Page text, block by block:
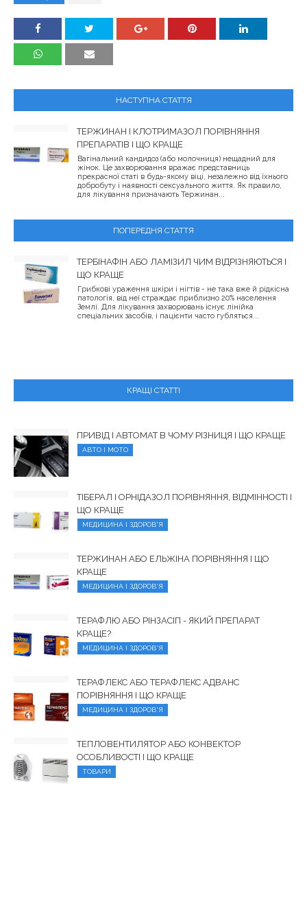
НАСТУПНА СТАТТЯ
ТЕРЖИНАН І КЛОТРИМАЗОЛ ПОРІВНЯННЯ
ПРЕПАРАТІВ І ЩО КРАЩЕ
Вагінальний кандидоз (або молочниця) нещадний для
жінок. Це захворювання вражає представниць
прекрасної статі в будь-якому віці, незалежно від їхнього
добробуту і наявності сексуального життя. Як правило,
для лікування призначають Тержинан...
ПОПЕРЕДНЯ СТАТТЯ
ТЕРБІНАФІН АБО ЛАМІЗИЛ ЧИМ ВІДРІЗНЯЮТЬСЯ І
ЩО КРАЩЕ
Грибкові ураження шкіри і нігтів - не така вже й рідкісна
патологія, від неї страждає приблизно 20% населення
Землі. Для лікування захворювань існує лінійка
спеціальних засобів, і пацієнти часто губляться...
КРАЩІ СТАТТІ
ПРИВІД І АВТОМАТ В ЧОМУ РІЗНИЦЯ І ЩО КРАЩЕ
АВТО І МОТО
ТІБЕРАЛ І ОРНІДАЗОЛ ПОРІВНЯННЯ, ВІДМІННОСТІ І
ЩО КРАЩЕ
МЕДИЦИНА І ЗДОРОВ'Я
ТЕРЖИНАН АБО ЕЛЬЖІНА ПОРІВНЯННЯ І ЩО
КРАЩЕ
МЕДИЦИНА І ЗДОРОВ'Я
ТЕРАФЛЮ АБО РІНЗАСІП - ЯКИЙ ПРЕПАРАТ
КРАЩЕ?
МЕДИЦИНА І ЗДОРОВ'Я
ТЕРАФЛЕКС АБО ТЕРАФЛЕКС АДВАНС
ПОРІВНЯННЯ І ЩО КРАЩЕ
МЕДИЦИНА І ЗДОРОВ'Я
ТЕПЛОВЕНТИЛЯТОР АБО КОНВЕКТОР
ОСОБЛИВОСТІ І ЩО КРАЩЕ
ТОВАРИ